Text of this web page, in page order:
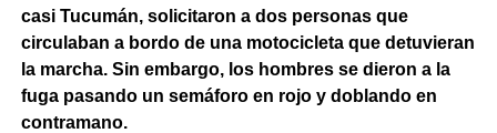
casi Tucumán, solicitaron a dos personas que
circulaban a bordo de una motocicleta que detuvieran
la marcha. Sin embargo, los hombres se dieron a la
fuga pasando un semáforo en rojo y doblando en
contramano.